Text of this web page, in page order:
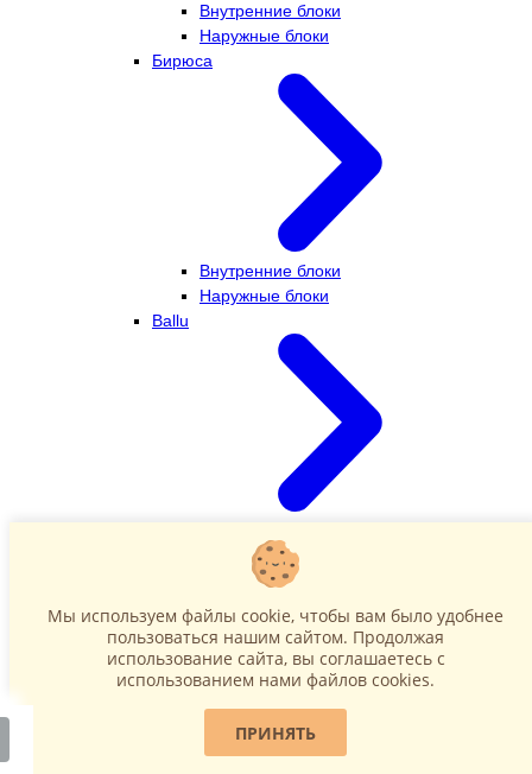
Внутренние блоки
Наружные блоки
Бирюса
Внутренние блоки
Наружные блоки
Ballu
Наружные блоки
Мы используем файлы cookie, чтобы вам было удобнее
пользоваться нашим сайтом. Продолжая
использование сайта, вы соглашаетесь c
использованием нами файлов cookies.
ПРИНЯТЬ